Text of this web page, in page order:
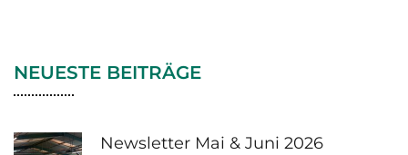
NEUESTE BEITRÄGE
Newsletter Mai & Juni 2026